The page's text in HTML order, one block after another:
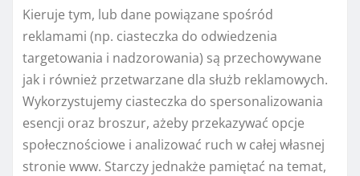
Kieruje tym, lub dane powiązane spośród
reklamami (np. ciasteczka do odwiedzenia
targetowania i nadzorowania) są przechowywane
jak i również przetwarzane dla służb reklamowych.
Wykorzystujemy ciasteczka do spersonalizowania
esencji oraz broszur, ażeby przekazywać opcje
społecznościowe i analizować ruch w całej własnej
stronie www. Starczy jednakże pamiętać na temat,